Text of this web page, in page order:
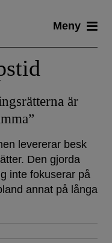
Meny
är
levererar besk
Den gjorda
inte fokuserar på
annat på långa